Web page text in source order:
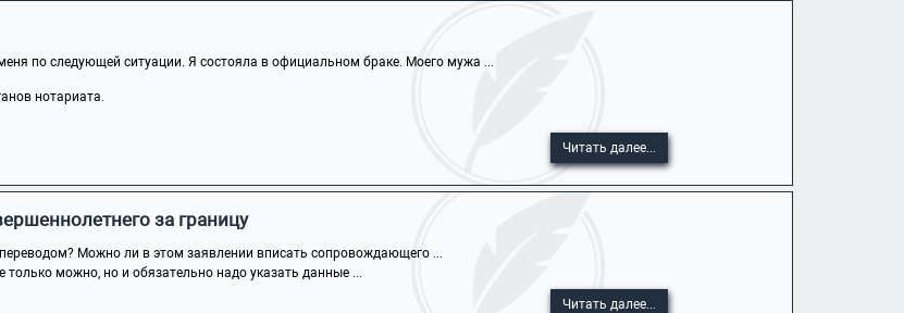
по следующей ситуации. Я состояла в официальном браке. Моего мужа ...
нотариата.
Читать далее...
за границу
Можно ли в этом заявлении вписать сопровождающего ...
только можно, но и обязательно надо указать данные ...
Читать далее...